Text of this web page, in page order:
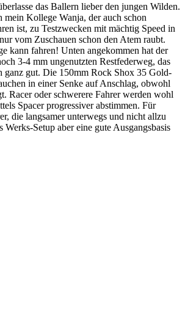
das Ballern lieber den jungen Wilden.
mein Kollege Wanja, der auch schon
ist, zu Testzwecken mit mächtig Speed in
vom Zuschauen schon den Atem raubt.
kann fahren! Unten angekommen hat der
3-4 mm ungenutzten Restfederweg, das
ganz gut. Die 150mm Rock Shox 35 Gold-
in einer Senke auf Anschlag, obwohl
Racer oder schwerere Fahrer werden wohl
Spacer progressiver abstimmen. Für
die langsamer unterwegs und nicht allzu
Werks-Setup aber eine gute Ausgangsbasis